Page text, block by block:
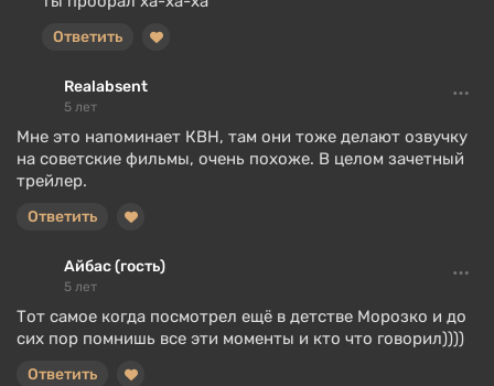
Ответить
Realabsent
5 лет
Мне это напоминает КВН, там они тоже делают озвучку
на советские фильмы, очень похоже. В целом зачетный
трейлер.
Ответить
Айбас (гость)
5 лет
Тот самое когда посмотрел ещё в детстве Морозко и до
сих пор помнишь все эти моменты и кто что говорил))))
Ответить